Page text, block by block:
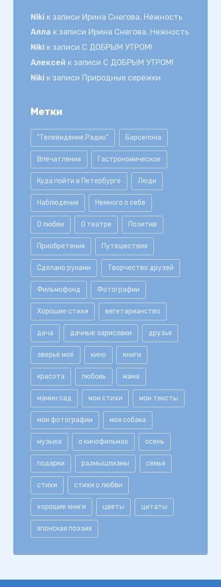
Nikiк записи Ирина Снегова. Нежность
Алла к записи Ирина Снегова. Нежность
Nikiк записи С ДОБРЫМ УТРОМ!
Алексей к записи С ДОБРЫМ УТРОМ!
Nikiк записи Природные серёжки
Метки
"Телевидение.Радио" Барселона
Впечатления Гастрономическое
Куда пойти в Петербурге Люди
Наблюдения Немного о себе
О любви О театре Позитив
Приобретения Путешествия
Сделано руками Творчество друзей
Фильмофонд Фотографии
Хорошие стихи вегетарианство
дача дачные зарисовки друзья
зверьё моё кино книги
красота любовь мама
мамин сад мои стихи мои тексты
мои фотографии моя собака
музыка о кинофильмах осень
подарки размышлизмы семья
стихи стихи о любви
хорошие книги цветы цитаты
японская поэзия